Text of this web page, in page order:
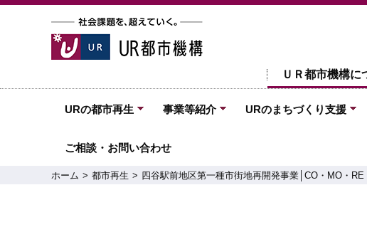
ＵＲ都市機構に
URの都市再生 事業等紹介 URのまちづくり支援
ご相談・お問い合わせ
ホーム 都市再生 四谷駅前地区第一種市街地再開発事業│CO・MO・RE